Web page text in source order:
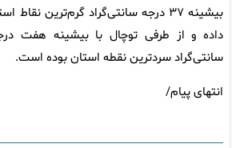
بیشینه ۳۷ درجه سانتی‌گراد گرم‌ترین
داده‌ و از طرفی توچال با بیشینه هفت
سانتی‌گراد سردترین نقطه استان بوده است.
انتهای پیام/